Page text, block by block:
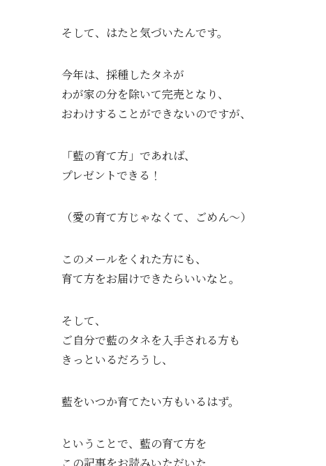
そして、はたと気づいたんです。
今年は、採種したタネが
わが家の分を除いて完売となり、
おわけすることができないのですが、
「藍の育て方」であれば、
プレゼントできる！
（愛の育て方じゃなくて、ごめん〜）
このメールをくれた方にも、
育て方をお届けできたらいいなと。
そして、
ご自分で藍のタネを入手される方も
きっといるだろうし、
藍をいつか育てたい方もいるはず。
ということで、藍の育て方を